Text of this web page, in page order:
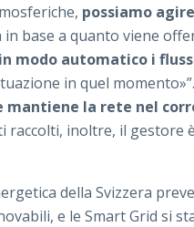
possiamo
base a quanto viene
modo automatico i
in quel
mantiene la rete nel
raccolti, inoltre, il gestore
della Svizzera
e le Smart Grid si